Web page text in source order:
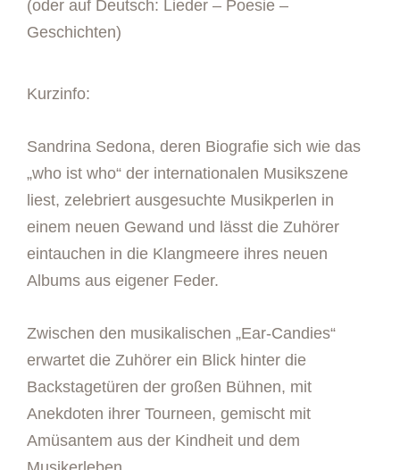
(oder auf Deutsch: Lieder – Poesie –
Geschichten)
Kurzinfo:
Sandrina Sedona, deren Biografie sich wie das
„who ist who“ der internationalen Musikszene
liest, zelebriert ausgesuchte Musikperlen in
einem neuen Gewand und lässt die Zuhörer
eintauchen in die Klangmeere ihres neuen
Albums aus eigener Feder.
Zwischen den musikalischen „Ear-Candies“
erwartet die Zuhörer ein Blick hinter die
Backstagetüren der großen Bühnen, mit
Anekdoten ihrer Tourneen, gemischt mit
Amüsantem aus der Kindheit und dem